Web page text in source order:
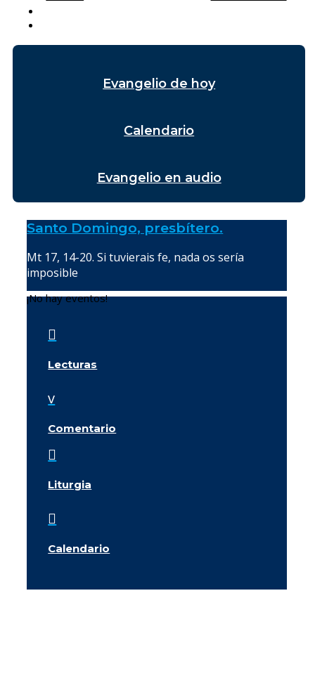
Evangelio de hoy
Calendario
Evangelio en audio
Santo Domingo, presbítero.
Mt 17, 14-20. Si tuvierais fe, nada os sería
imposible
¡No hay eventos!

Lecturas
v
Comentario

Liturgia

Calendario